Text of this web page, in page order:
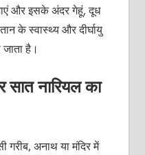
और इसके अंदर गेहूं, दूध
के स्वास्थ्य और दीर्घायु
है।
नारियल का
गरीब, अनाथ या मंदिर में